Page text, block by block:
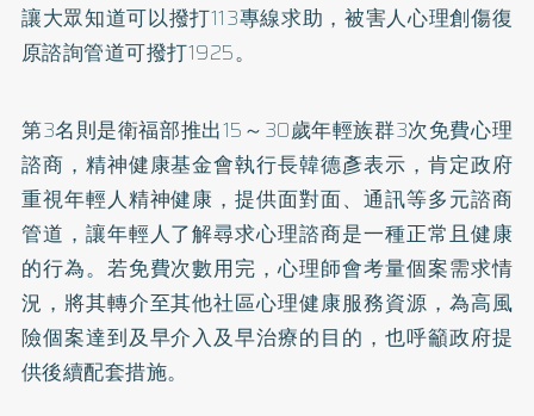
讓大眾知道可以撥打113專線求助，被害人心理創傷復
原諮詢管道可撥打1925。
第3名則是衛福部推出15～30歲年輕族群3次免費心理
諮商，精神健康基金會執行長韓德彥表示，肯定政府
重視年輕人精神健康，提供面對面、通訊等多元諮商
管道，讓年輕人了解尋求心理諮商是一種正常且健康
的行為。若免費次數用完，心理師會考量個案需求情
況，將其轉介至其他社區心理健康服務資源，為高風
險個案達到及早介入及早治療的目的，也呼籲政府提
供後續配套措施。